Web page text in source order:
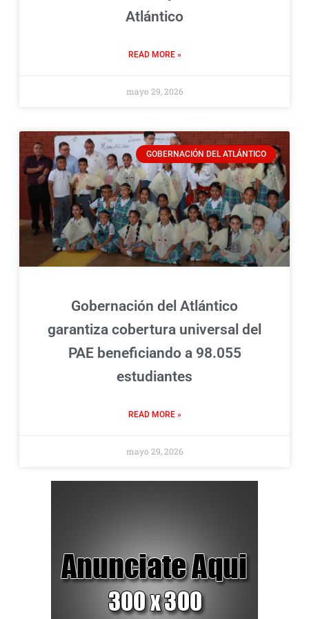
Atlántico
READ MORE »
mayo 29, 2026
GOBERNACIÓN DEL ATLÁNTICO
Gobernación del Atlántico
garantiza cobertura universal del
PAE beneficiando a 98.055
estudiantes
READ MORE »
mayo 29, 2026